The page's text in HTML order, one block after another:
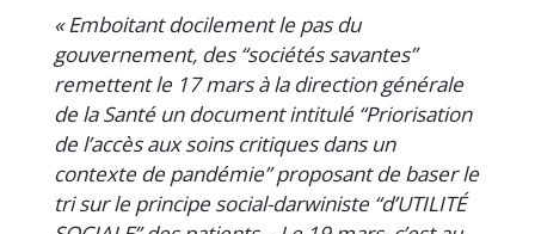
« Emboitant docilement le pas du
gouvernement, des “sociétés savantes”
remettent le 17 mars à la direction générale
de la Santé un document intitulé “Priorisation
de l’accès aux soins critiques dans un
contexte de pandémie” proposant de baser le
tri sur le principe social-darwiniste “d’UTILITÉ